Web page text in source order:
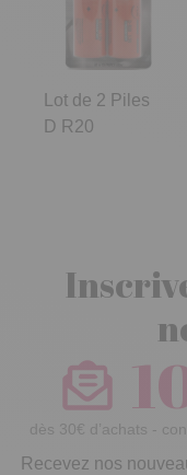
Lot de 2 Piles
D R20
dès 30€ d’achats -
Recevez nos